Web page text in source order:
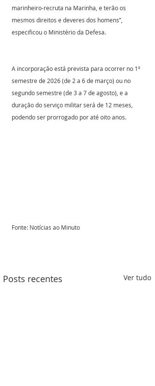
marinheiro-recruta na Marinha, e terão os
mesmos direitos e deveres dos homens”,
especificou o Ministério da Defesa.
A incorporação está prevista para ocorrer no 1º
semestre de 2026 (de 2 a 6 de março) ou no
segundo semestre (de 3 a 7 de agosto), e a
duração do serviço militar será de 12 meses,
podendo ser prorrogado por até oito anos.
Fonte: Notícias ao Minuto
Posts recentes Ver tudo